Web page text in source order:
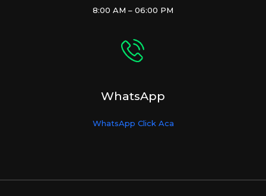
8:00 AM – 06:00 PM
WhatsApp
WhatsApp Click Aca